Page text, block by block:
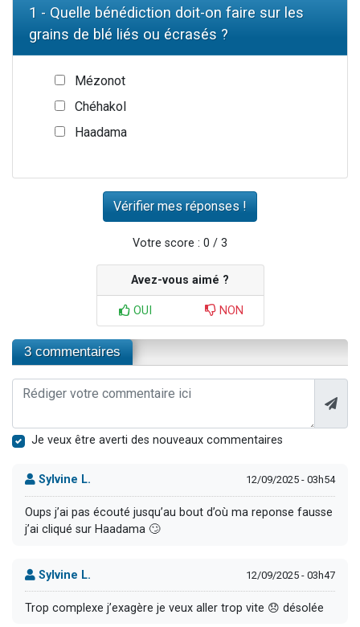
1 - Quelle bénédiction doit-on faire sur les
grains de blé liés ou écrasés ?
Mézonot
Chéhakol
Haadama
Votre score : 0 / 3
Avez-vous aimé ?
OUI NON
3 commentaires
Je veux être averti des nouveaux commentaires
Sylvine L. 12/09/2025 - 03h54
Oups j’ai pas écouté jusqu’au bout d’où ma reponse fausse
j’ai cliqué sur Haadama 🙄
Sylvine L. 12/09/2025 - 03h47
Trop complexe j’exagère je veux aller trop vite 😞 désolée